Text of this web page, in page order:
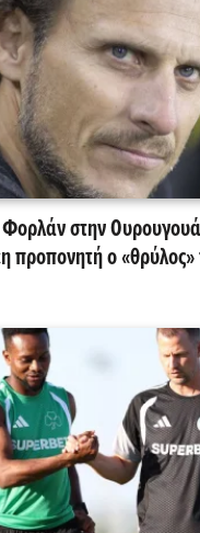
Φορλάν στην
προπονητή ο «θρύλος»